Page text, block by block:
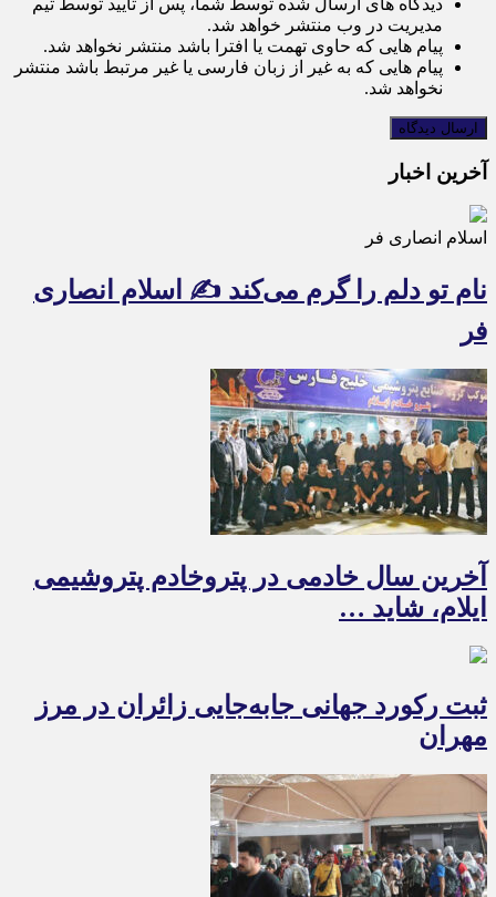
مدیریت در وب منتشر خواهد شد.
پیام هایی که حاوی تهمت یا افترا باشد منتشر نخواهد شد.
پیام هایی که به غیر از زبان فارسی یا غیر مرتبط باشد منتشر
نخواهد شد.
آخرین اخبار
اسلام انصاری فر
نام تو دلم را گرم می‌کند ✍️ اسلام انصاری
فر
آخرین سال خادمی در پتروخادم پتروشیمی
ایلام، شاید …
ثبت رکورد جهانی جابه‌جایی زائران در مرز
مهران